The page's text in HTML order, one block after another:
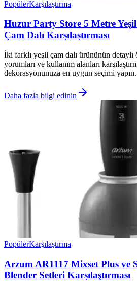
PopülerKarşılaştırma
Huzur Party Store 5 Metre Yeşil
Çam Dalı Karşılaştırması
İki farklı yeşil çam dalı ürününün detaylı
yorumları ve kullanım alanları
dekorasyonunuza en uygun seçimi yapın.
Daha fazla bilgi edinin
PopülerKarşılaştırma
Arzum AR1117 Mixset Plus ve
Blender Setleri Karşılaştırması